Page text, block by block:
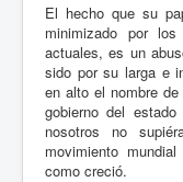
El hecho que su
minimizado por
actuales, es un
sido por su larga e
en alto el nombre
gobierno del
nosotros no
movimiento
como creció.